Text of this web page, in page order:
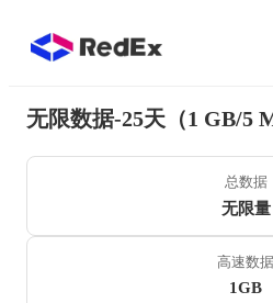
无限数据-25天（1 GB/5
总数据
无限量
高速数据
1GB